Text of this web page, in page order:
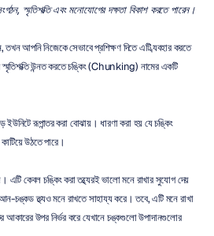
স্মৃতিশক্তি এবং মনোযোগের দক্ষতা বিকাশ করতে পারেন।
আপনি নিজেকে সেভাবে প্রশিক্ষণ দিতে এটি ব্যবহার করতে
উন্নত করতে চঙ্কিং (Chunking) নামের একটি
রূপান্তর করা বোঝায়। ধারণা করা হয় যে চঙ্কিং
উঠতে পারে।
এটি কেবল চঙ্কিং করা তথ্যেরই ভালো মনে রাখার সুযোগ দেয়
আন-চঙ্কড তথ্যও মনে রাখতে সাহায্য করে। তবে, এটি মনে রাখা
আকারের উপর নির্ভর করে যেখানে চঙ্কগুলো উপাদানগুলোর